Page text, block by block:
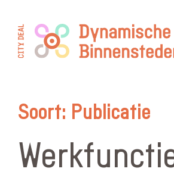
naar
inhoud
Soort: Publicatie